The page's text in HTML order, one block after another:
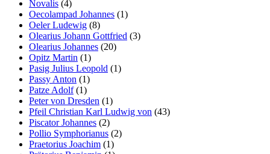
Novalis (4)
Oecolampad Johannes (1)
Oeler Ludewig (8)
Olearius Johann Gottfried (3)
Olearius Johannes (20)
Opitz Martin (1)
Pasig Julius Leopold (1)
Passy Anton (1)
Patze Adolf(1)
Peter von Dresden (1)
Pfeil Christian Karl Ludwig von (43)
Piscator Johannes (2)
Pollio Symphorianus (2)
Praetorius Joachim (1)